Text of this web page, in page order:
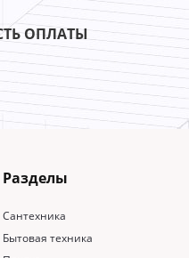
ОПЛАТЫ
Разделы
Сантехника
Бытовая техника